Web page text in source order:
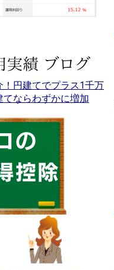
！円建てでプラス1千万
ならわずかに増加